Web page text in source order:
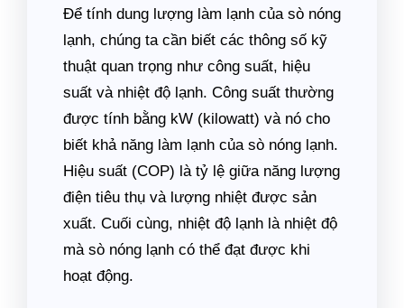
Để tính dung lượng làm lạnh của sò nóng
lạnh, chúng ta cần biết các thông số kỹ
thuật quan trọng như công suất, hiệu
suất và nhiệt độ lạnh. Công suất thường
được tính bằng kW (kilowatt) và nó cho
biết khả năng làm lạnh của sò nóng lạnh.
Hiệu suất (COP) là tỷ lệ giữa năng lượng
điện tiêu thụ và lượng nhiệt được sản
xuất. Cuối cùng, nhiệt độ lạnh là nhiệt độ
mà sò nóng lạnh có thể đạt được khi
hoạt động.